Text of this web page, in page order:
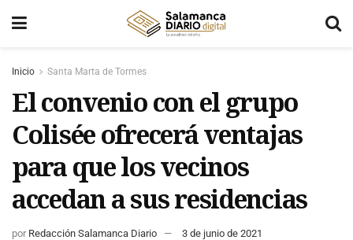
Inicio Santa Marta de Tormes
El convenio con el grupo
Colisée ofrecerá ventajas
para que los vecinos
accedan a sus residencias
por Redacción Salamanca Diario 3 de junio de 2021